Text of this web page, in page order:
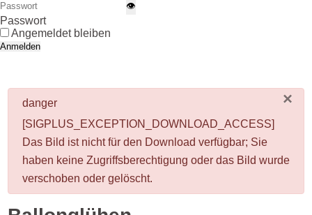
👁
Passwort
Angemeldet bleiben
Anmelden
×
danger
[SIGPLUS_EXCEPTION_DOWNLOAD_ACCESS]
Das Bild ist nicht für den Download verfügbar; Sie
haben keine Zugriffsberechtigung oder das Bild wurde
verschoben oder gelöscht.